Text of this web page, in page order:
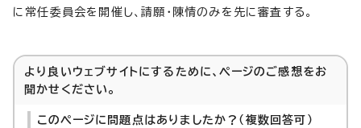
に常任委員会を開催し、請願・陳情のみを先に審査する。
より良いウェブサイトにするために、ページのご感想をお
聞かせください。
このページに問題点はありましたか？（複数回答可）